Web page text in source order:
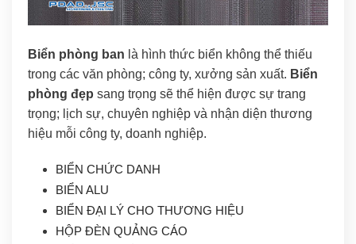
Biển phòng ban là hình thức biển không thể thiếu
trong các văn phòng; công ty, xưởng sản xuất. Biển
phòng đẹp sang trọng sẽ thể hiện được sự trang
trọng; lịch sự, chuyên nghiệp và nhận diện thương
hiệu mỗi công ty, doanh nghiệp.
BIỂN CHỨC DANH
BIỂN ALU
BIỂN ĐẠI LÝ CHO THƯƠNG HIỆU
HỘP ĐÈN QUẢNG CÁO